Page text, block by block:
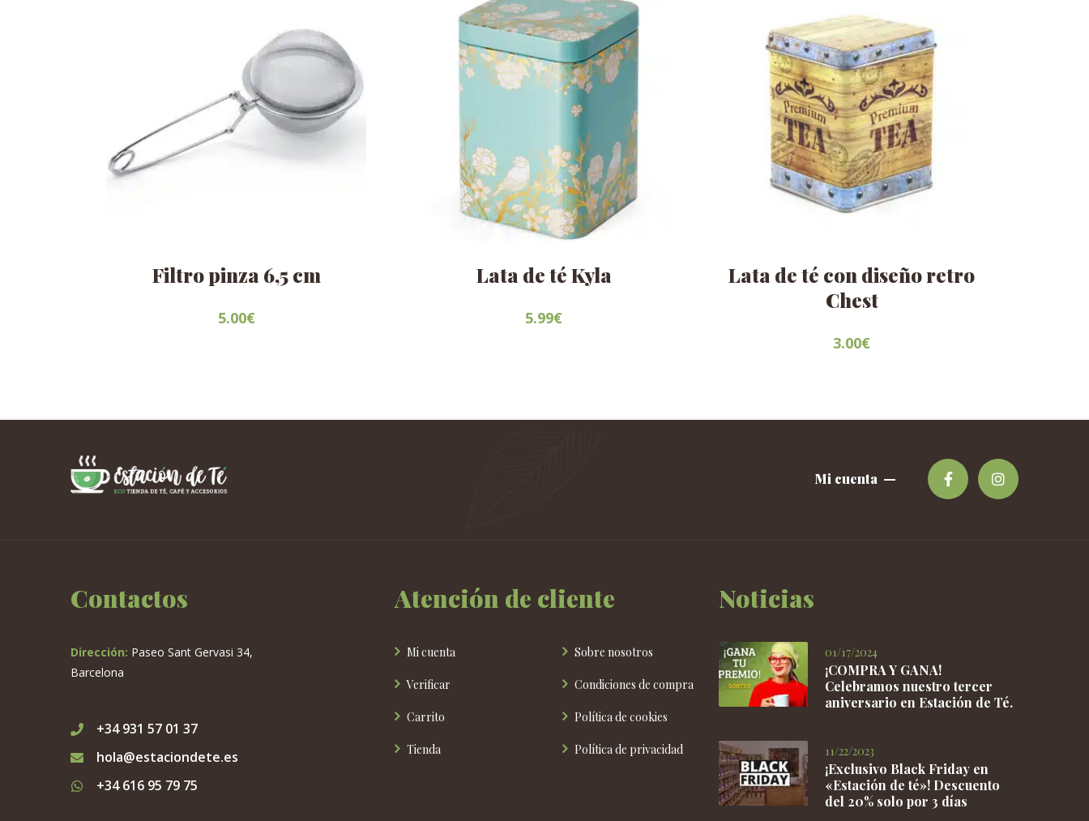
Filtro pinza 6,5 cm
5.00€
Lata de té Kyla
5.99€
Lata de té con diseño retro
Chest
3.00€
Mi cuenta
Contactos
Dirección: Paseo Sant Gervasi 34,
Barcelona
+34 931 57 01 37
hola@estaciondete.es
+34 616 95 79 75
Atención de cliente
Mi cuenta
Verificar
Carrito
Tienda
Sobre nosotros
Condiciones de compra
Política de cookies
Política de privacidad
Noticias
01/17/2024
¡COMPRA Y GANA!
Celebramos nuestro tercer
aniversario en Estación de Té.
11/22/2023
¡Exclusivo Black Friday en
«Estación de té»! Descuento
del 20% solo por 3 días